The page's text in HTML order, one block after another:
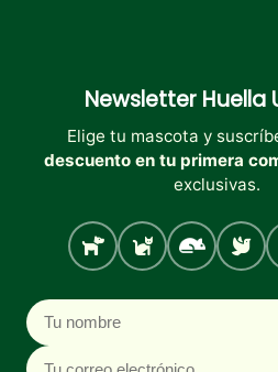
Newsletter Huella
Elige tu mascota y
descuento en tu primera
exclusivas.
Perro Gato Roedores
Aves
Nombre
Correo electrónico